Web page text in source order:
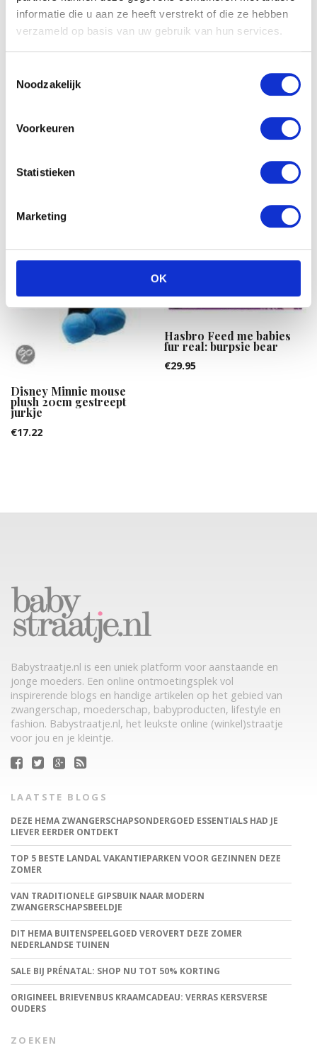
informatie die u aan ze heeft verstrekt of die ze hebben
verzameld op basis van uw gebruik van hun services.
Noodzakelijk
Voorkeuren
Statistieken
Marketing
OK
Nattou Cappuccino
muziektrekker ezel
Disney Minnie mouse
plush 20cm gestreept
jurkje
€17.22
Hasbro Feed me babies
fur real: burpsie bear
€29.95
Babystraatje.nl is een uniek platform voor aanstaande en
jonge moeders. Een online ontmoetingsplek vol
inspirerende blogs en handige artikelen op het gebied van
zwangerschap, moederschap, babyproducten, lifestyle en
fashion. Babystraatje.nl, het leukste online (winkel)straatje
voor jou en je kleintje.
LAATSTE BLOGS
DEZE HEMA ZWANGERSCHAPSONDERGOED ESSENTIALS HAD JE
LIEVER EERDER ONTDEKT
TOP 5 BESTE LANDAL VAKANTIEPARKEN VOOR GEZINNEN DEZE
ZOMER
VAN TRADITIONELE GIPSBUIK NAAR MODERN
ZWANGERSCHAPSBEELDJE
DIT HEMA BUITENSPEELGOED VEROVERT DEZE ZOMER
NEDERLANDSE TUINEN
SALE BIJ PRÉNATAL: SHOP NU TOT 50% KORTING
ORIGINEEL BRIEVENBUS KRAAMCADEAU: VERRAS KERSVERSE
OUDERS
ZOEKEN